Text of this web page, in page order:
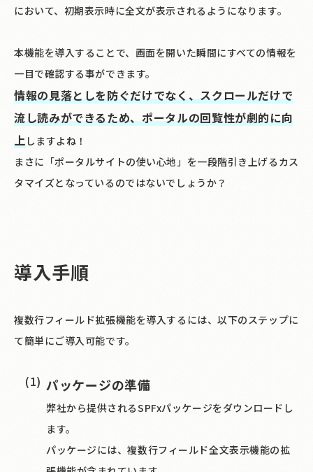
において、初期表示時に全文が表示されるようになります。
本機能を導入することで、画面を開いた瞬間にすべての情報を
一目で確認する事ができます。
情報の見落としを防ぐだけでなく、スクロールだけで
流し読みができるため、ポータルの回覧性が劇的に向
上しますよね！
まさに「ポータルサイトの使い心地」を一段階引き上げるカス
タマイズとなっているのではないでしょうか？
導入手順
複数行フィールド拡張機能を導入するには、以下のステップに
て簡単にご導入可能です。
パッケージの準備
弊社から提供されるSPFxパッケージをダウンロードし
ます。
パッケージには、複数行フィールド全文表示機能の拡